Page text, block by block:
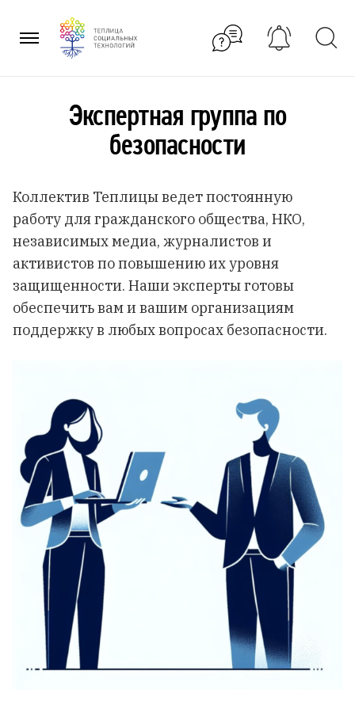
содержанию
Экспертная группа по
безопасности
Коллектив Теплицы ведет постоянную
работу для гражданского общества, НКО,
независимых медиа, журналистов и
активистов по повышению их уровня
защищенности. Наши эксперты готовы
обеспечить вам и вашим организациям
поддержку в любых вопросах безопасности.